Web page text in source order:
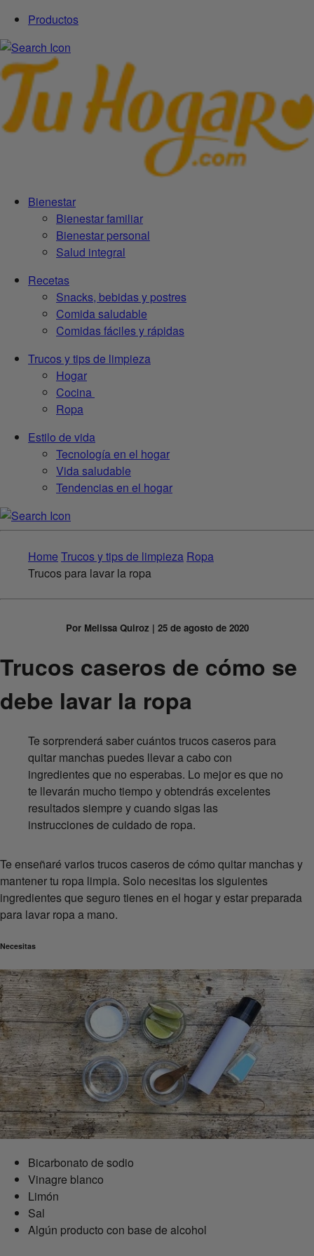
Productos
Bienestar
Bienestar familiar
Bienestar personal
Salud integral
Recetas
Snacks, bebidas y postres
Comida saludable
Comidas fáciles y rápidas
Trucos y tips de limpieza
Hogar
Cocina
Ropa
Estilo de vida
Tecnología en el hogar
Vida saludable
Tendencias en el hogar
Home Trucos y tips de limpieza Ropa
Trucos para lavar la ropa
Por Melissa Quiroz | 25 de agosto de 2020
Trucos caseros de cómo se
debe lavar la ropa
Te sorprenderá saber cuántos trucos caseros para
quitar manchas puedes llevar a cabo con
ingredientes que no esperabas. Lo mejor es que no
te llevarán mucho tiempo y obtendrás excelentes
resultados siempre y cuando sigas las
instrucciones de cuidado de ropa.
Te enseñaré varios trucos caseros de cómo quitar manchas y
mantener tu ropa limpia. Solo necesitas los siguientes
ingredientes que seguro tienes en el hogar y estar preparada
para lavar ropa a mano.
Necesitas
Bicarbonato de sodio
Vinagre blanco
Limón
Sal
Algún producto con base de alcohol